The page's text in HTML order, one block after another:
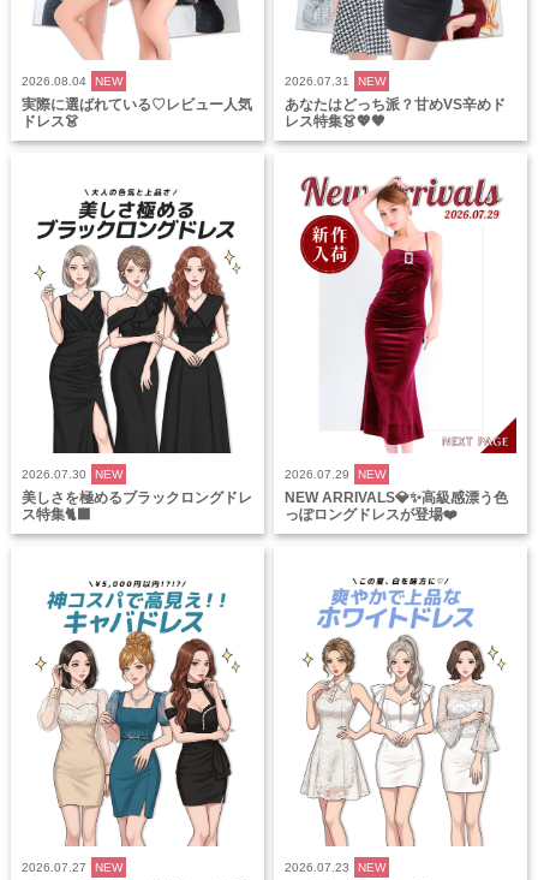
2026.08.04 NEW
実際に選ばれている♡レビュー人気
ドレス👗
2026.07.31 NEW
あなたはどっち派？甘めVS辛めド
レス特集👗💖🖤
2026.07.30 NEW
美しさを極めるブラックロングドレ
ス特集🐈‍⬛
2026.07.29 NEW
NEW ARRIVALS💎✨高級感漂う色
っぽロングドレスが登場❤️
2026.07.27 NEW 2026.07.23 NEW